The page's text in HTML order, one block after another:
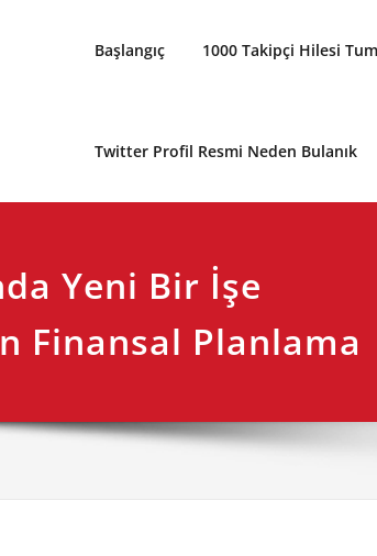
Başlangıç 1000 Takipçi Hilesi
Twitter Profil Resmi Neden Bulanık
Yeni Bir İşe
Finansal Planlama